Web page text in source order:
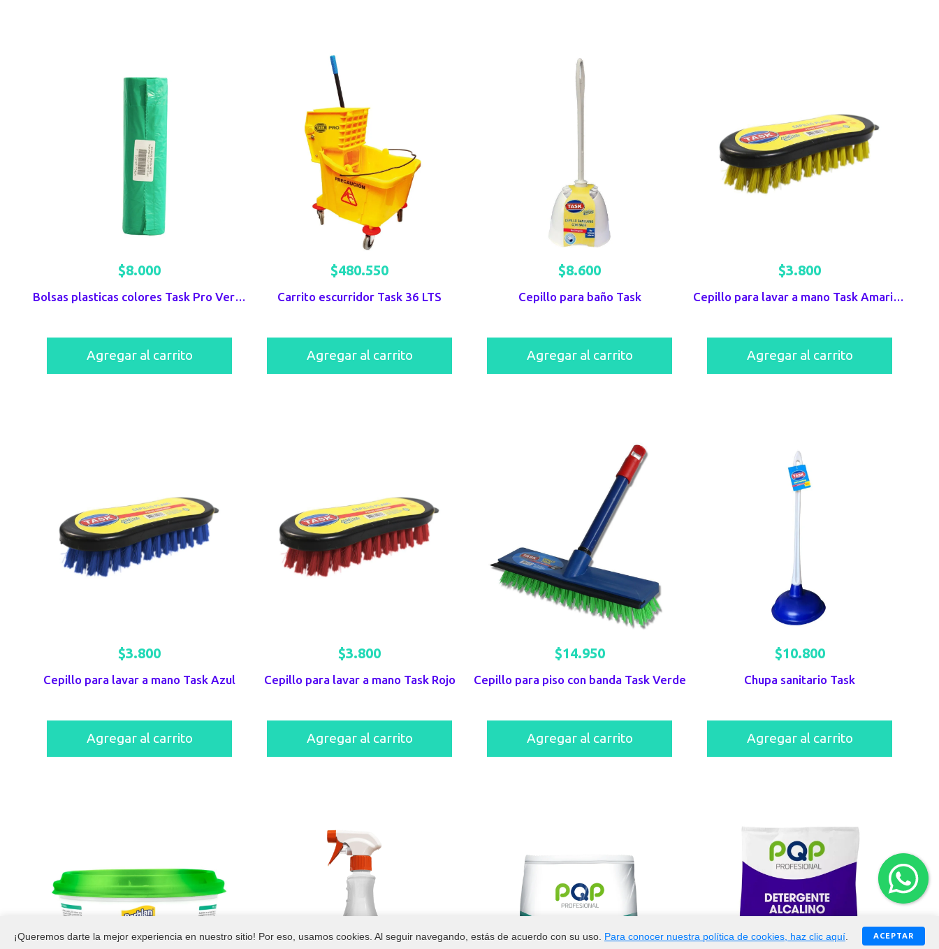
Bolsas plasticas colores Task Pro Verde x 10 UND 70X90
$8.000
Agregar al carrito
Carrito escurridor Task 36 LTS
$480.550
Agregar al carrito
Cepillo para baño Task
$8.600
Agregar al carrito
Cepillo para lavar a mano Task Amarillo
$3.800
Agregar al carrito
Cepillo para lavar a mano Task Azul
$3.800
Agregar al carrito
Cepillo para lavar a mano Task Rojo
$3.800
Agregar al carrito
Cepillo para piso con banda Task Verde
$14.950
Agregar al carrito
Chupa sanitario Task
$10.800
Agregar al carrito
¡Queremos darte la mejor experiencia en nuestro sitio! Por eso, usamos cookies. Al seguir navegando, estás de acuerdo con su uso. Para conocer nuestra política de cookies, haz clic aquí ACEPTAR